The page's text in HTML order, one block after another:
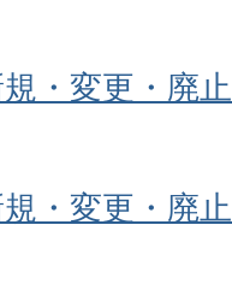
・変更・廃
・変更・廃